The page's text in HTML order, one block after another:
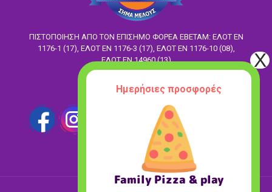
ΠΙΣΤΟΠΟΙΗΣΗ ΑΠΟ ΤΟΝ ΕΠΙΣΗΜΟ ΦΟΡΕΑ ΕΒΕΤΑΜ: ΕΛΟΤ EN
1176-1 (17), ΕΛΟΤ ΕΝ 1176-3 (17), ΕΛΟΤ ΕΝ 1176-10 (08),
ΕΛΟΤ ΕΝ 14960 (13)
Ακολούθησέ μας
Ημερήσιες προσφορές
Family Pizza & play